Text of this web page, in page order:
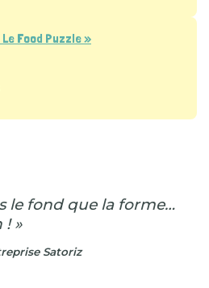
Food Puzzle »
le fond que la forme…
»
Satoriz